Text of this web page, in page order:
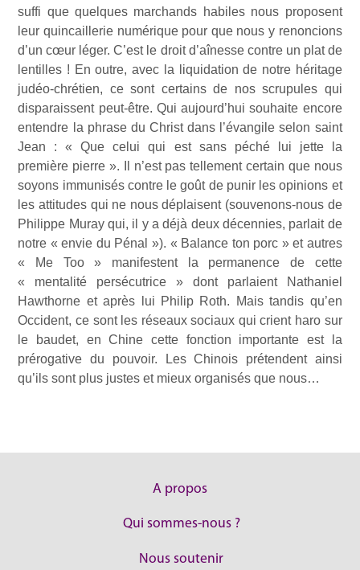
suffi que quelques marchands habiles nous proposent
leur quincaillerie numérique pour que nous y renoncions
d’un cœur léger. C’est le droit d’aînesse contre un plat de
lentilles ! En outre, avec la liquidation de notre héritage
judéo-chrétien, ce sont certains de nos scrupules qui
disparaissent peut-être. Qui aujourd’hui souhaite encore
entendre la phrase du Christ dans l’évangile selon saint
Jean : « Que celui qui est sans péché lui jette la
première pierre ». Il n’est pas tellement certain que nous
soyons immunisés contre le goût de punir les opinions et
les attitudes qui ne nous déplaisent (souvenons-nous de
Philippe Muray qui, il y a déjà deux décennies, parlait de
notre « envie du Pénal »). « Balance ton porc » et autres
« Me Too » manifestent la permanence de cette
« mentalité persécutrice » dont parlaient Nathaniel
Hawthorne et après lui Philip Roth. Mais tandis qu’en
Occident, ce sont les réseaux sociaux qui crient haro sur
le baudet, en Chine cette fonction importante est la
prérogative du pouvoir. Les Chinois prétendent ainsi
qu’ils sont plus justes et mieux organisés que nous…
A propos
Qui sommes-nous ?
Nous soutenir